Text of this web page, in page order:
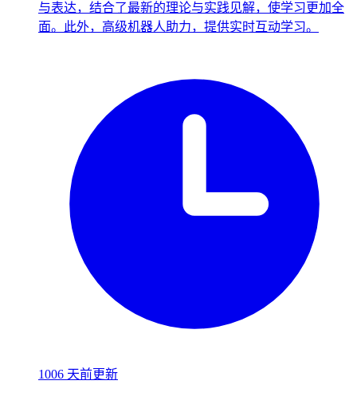
与表达，结合了最新的理论与实践见解，使学习更加全
面。此外，高级机器人助力，提供实时互动学习。
1006 天前更新